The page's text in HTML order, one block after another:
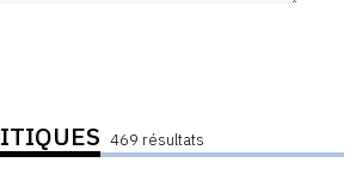
469 résultats